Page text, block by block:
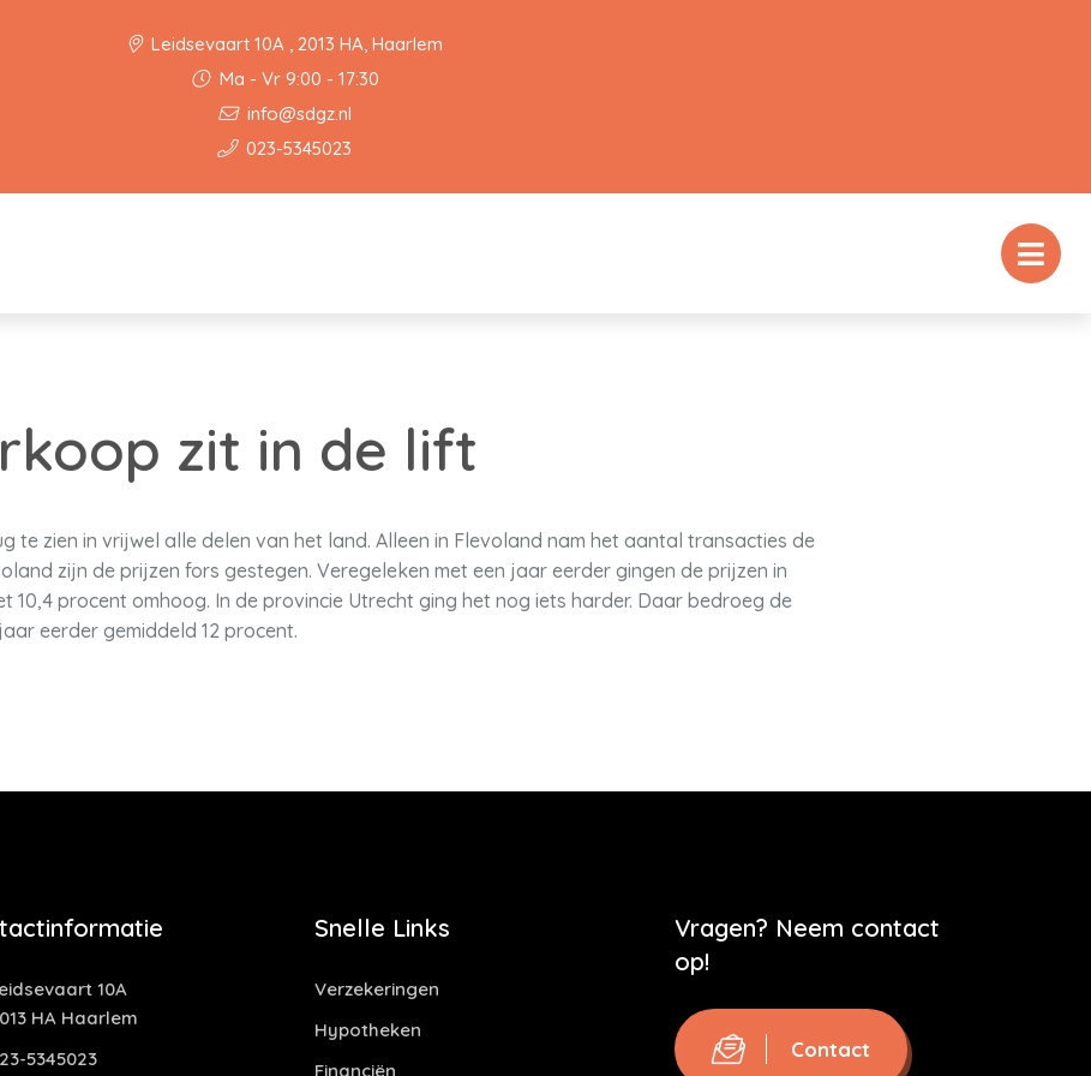
Leidsevaart 10A , 2013 HA, Haarlem
Ma - Vr 9:00 - 17:30
info@sdgz.nl
023-5345023
zit in de lift
te zien in vrijwel alle delen van het land. Alleen in Flevoland nam het aantal transacties de
zijn de prijzen fors gestegen. Veregeleken met een jaar eerder gingen de prijzen in
10,4 procent omhoog. In de provincie Utrecht ging het nog iets harder. Daar bedroeg de
eerder gemiddeld 12 procent.
10A
HA Haarlem
5345023
Snelle Links
Verzekeringen
Hypotheken
Financiën
Vragen? Neem contact
op!
Contact